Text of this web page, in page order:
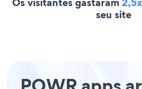
seu site